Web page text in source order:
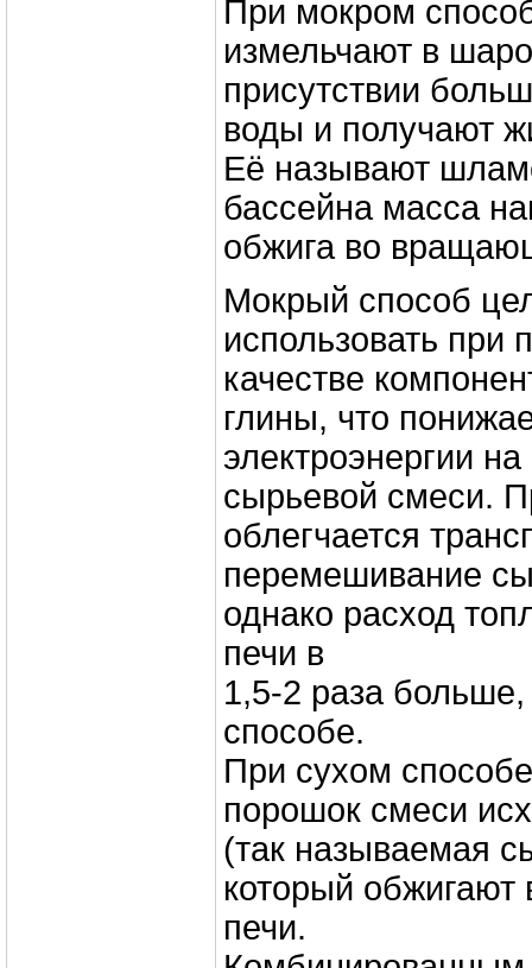
При мокром
измельчают в
присутствии
воды и получают
Её называют
бассейна масса
обжига во
Мокрый способ
использовать при
качестве
глины, что
электроэнергии
сырьевой смеси.
облегчается
перемешивание
однако расход
печи в
1,5-2 раза
способе.
При сухом
порошок смеси
(так называемая
который
печи.